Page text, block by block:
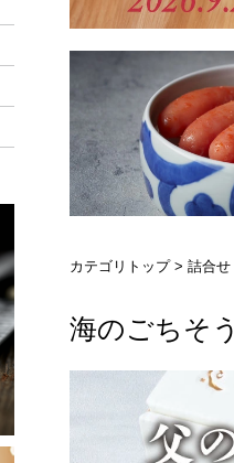
カテゴリトップ> 詰合せ
海のごちそう